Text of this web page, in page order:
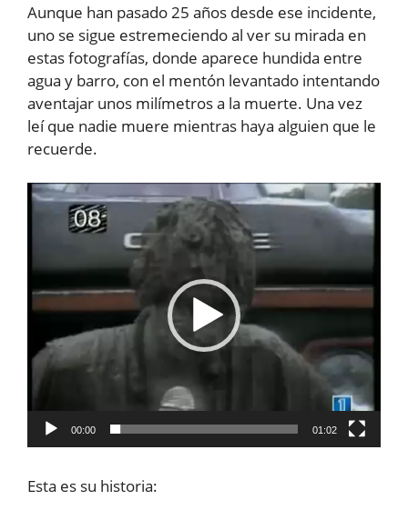
Aunque han pasado 25 años desde ese incidente,
uno se sigue estremeciendo al ver su mirada en
estas fotografías, donde aparece hundida entre
agua y barro, con el mentón levantado intentando
aventajar unos milímetros a la muerte. Una vez
leí que nadie muere mientras haya alguien que le
recuerde.
Reproductor
00:00 01:02
Esta es su historia: